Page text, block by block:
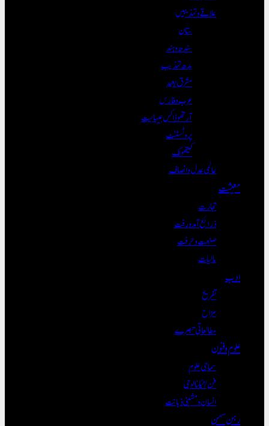
علاقے و تہذیبیں
ستان
سندھ و ہند
بدھ تہذیب
مشرق بعید
عرب و فارس
آرتھوڈاکس عیسائیت
پروٹسٹنٹ
کیتھولک
عالمی عدل و انصاف
معیشت
تجارت
ذرائع آمدورفت
صنعت و حرفت
مالیات
ادب
تفریح
مزاح
مطالعاتی تبصرے
علوم و فنون
سماجی علوم
فن/ٹیکنالوجی
انسان و مشینی ذہانت
رہن سہن